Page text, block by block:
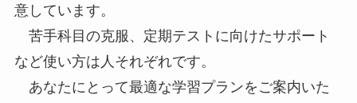
意しています。
苦手科目の克服、定期テストに向けたサポート
など使い方は人それぞれです。
あなたにとって最適な学習プランをご案内いた